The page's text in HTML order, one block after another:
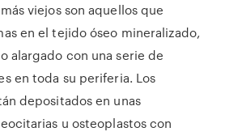
viejos son aquellos que
en el tejido óseo mineralizado,
alargado con una serie de
en toda su periferia. Los
depositados en unas
u osteoplastos con